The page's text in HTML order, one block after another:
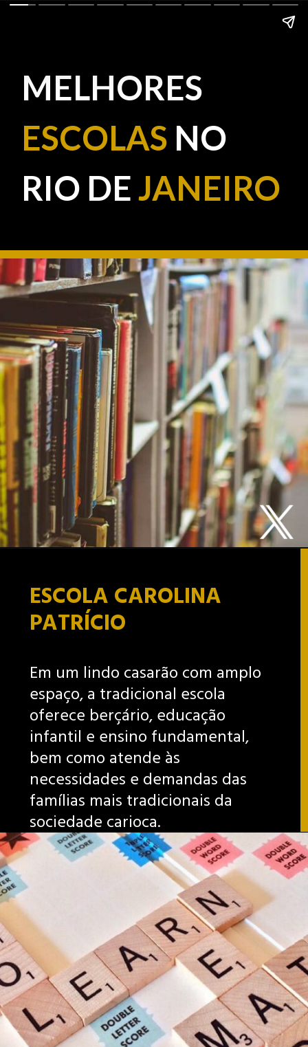
MELHORES
ESCOLAS NO
RIO DEJANEIRO
Em um lindo casarão com amplo
espaço, a tradicional escola
oferece berçário, educação
infantil e ensino fundamental,
bem como atende às
necessidades e demandas das
famílias mais tradicionais da
sociedade carioca.
ESCOLA CAROLINA
PATRÍCIO